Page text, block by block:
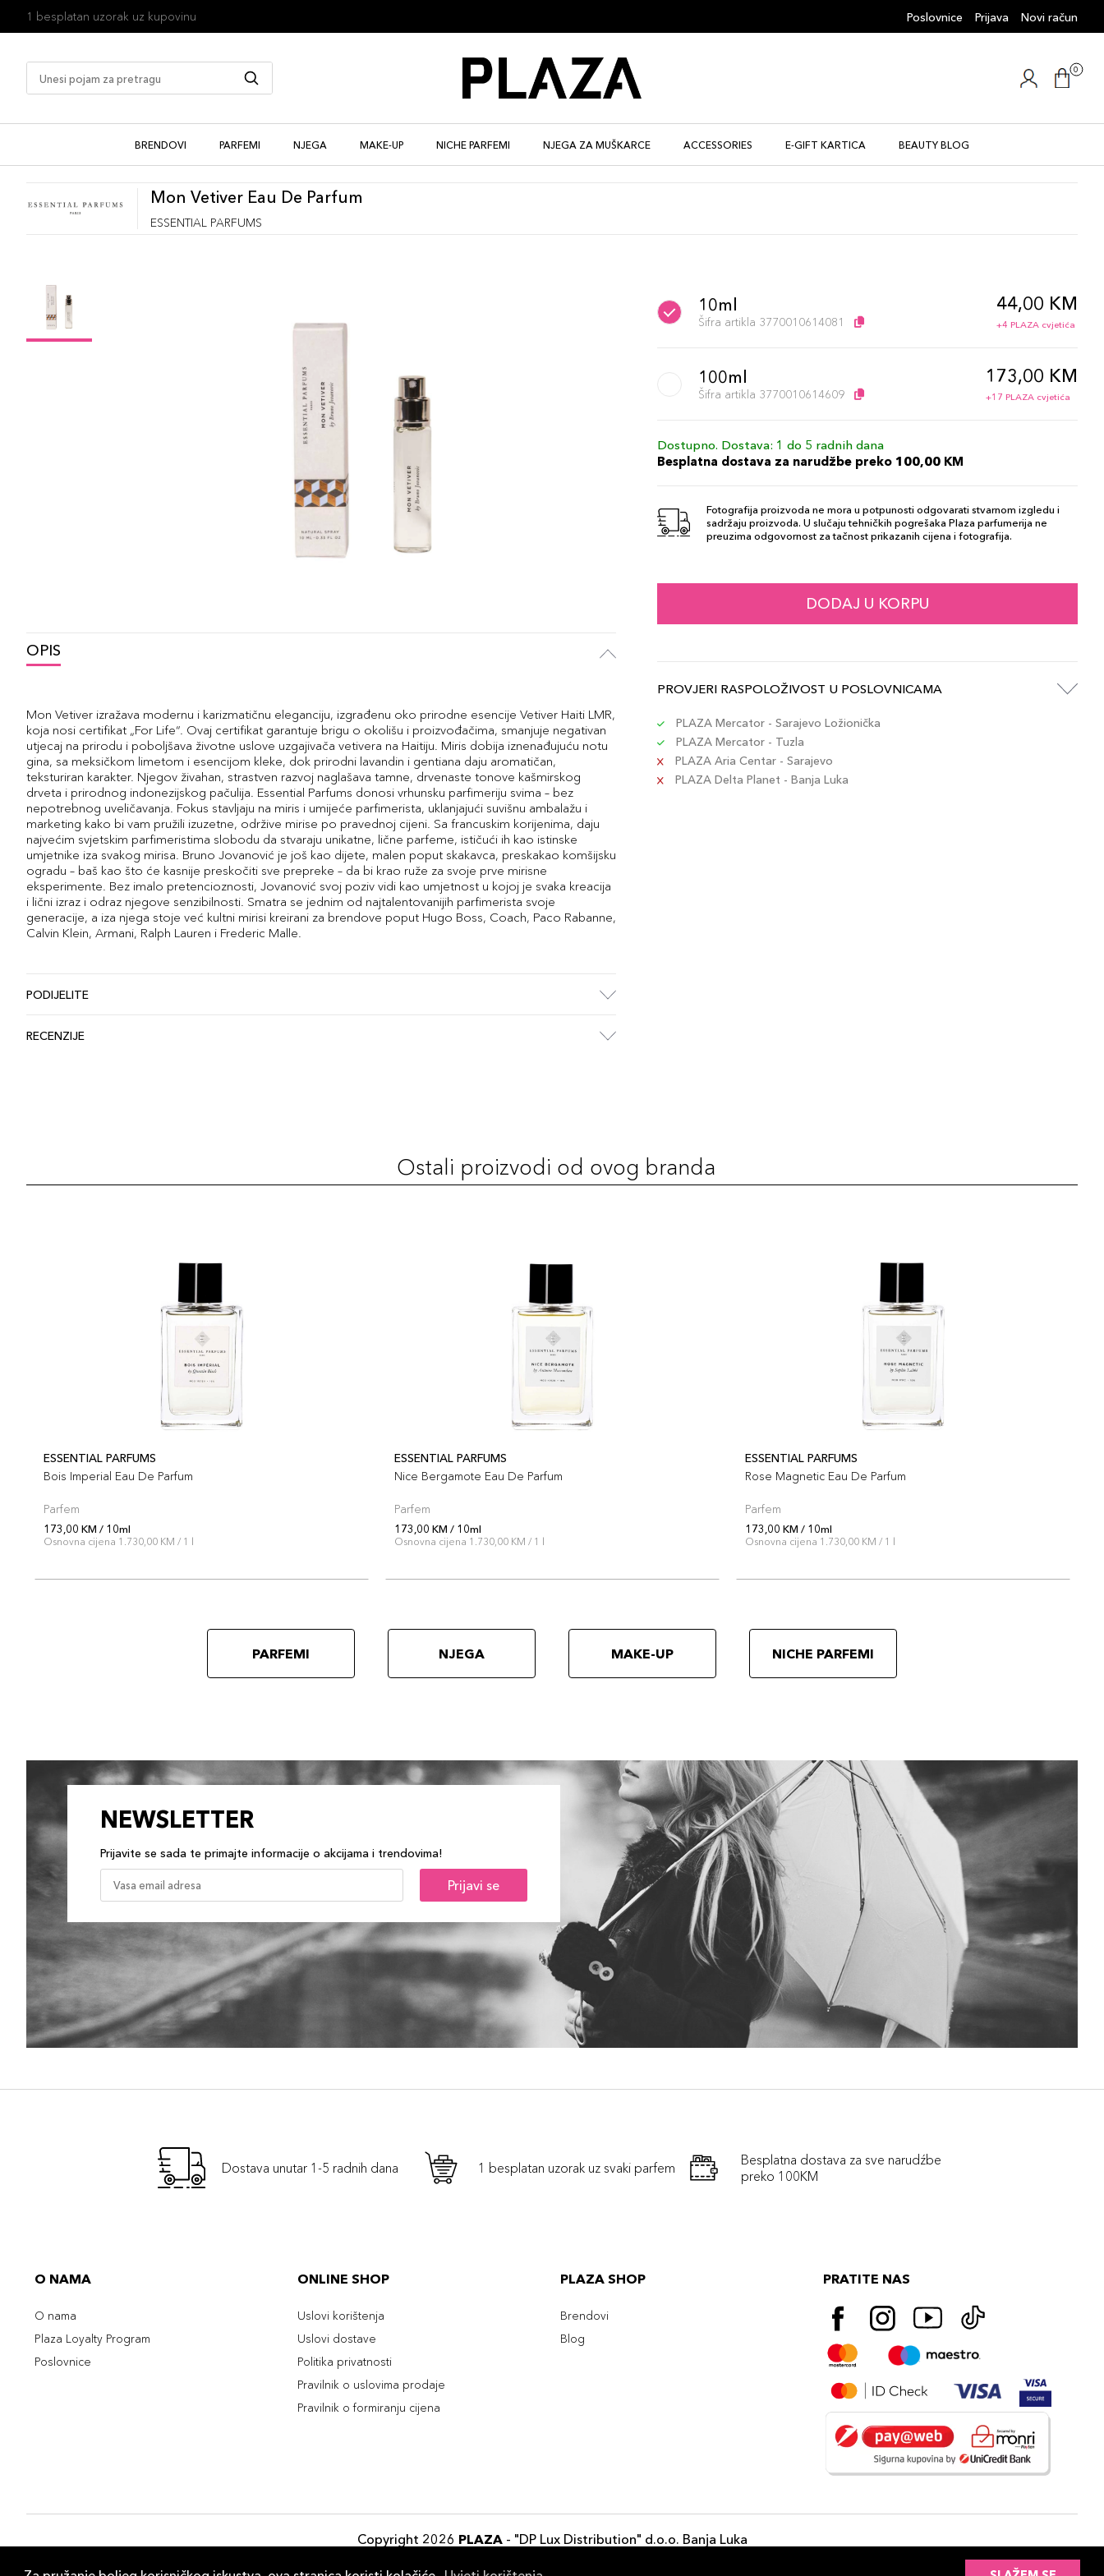
1 besplatan uzorak uz kupovinu Poslovnice Prijava Novi račun
0
BRENDOVI PARFEMI NJEGA MAKE-UP NICHE PARFEMI NJEGA ZA MUŠKARCE ACCESSORIES E-GIFT KARTICA BEAUTY BLOG
Mon Vetiver Eau De Parfum
ESSENTIAL PARFUMS
OPIS
Mon Vetiver izražava modernu i karizmatičnu eleganciju, izgrađenu oko prirodne esencije Vetiver Haiti LMR,
koja nosi certifikat „For Life“. Ovaj certifikat garantuje brigu o okolišu i proizvođačima, smanjuje negativan
utjecaj na prirodu i poboljšava životne uslove uzgajivača vetivera na Haitiju. Miris dobija iznenađujuću notu
gina, sa meksičkom limetom i esencijom kleke, dok prirodni lavandin i gentiana daju aromatičan,
teksturiran karakter. Njegov živahan, strastven razvoj naglašava tamne, drvenaste tonove kašmirskog
drveta i prirodnog indonezijskog pačulija. Essential Parfums donosi vrhunsku parfimeriju svima – bez
nepotrebnog uveličavanja. Fokus stavljaju na miris i umijeće parfimerista, uklanjajući suvišnu ambalažu i
marketing kako bi vam pružili izuzetne, održive mirise po pravednoj cijeni. Sa francuskim korijenima, daju
najvećim svjetskim parfimeristima slobodu da stvaraju unikatne, lične parfeme, ističući ih kao istinske
umjetnike iza svakog mirisa. Bruno Jovanović je još kao dijete, malen poput skakavca, preskakao komšijsku
ogradu – baš kao što će kasnije preskočiti sve prepreke – da bi krao ruže za svoje prve mirisne
eksperimente. Bez imalo pretencioznosti, Jovanović svoj poziv vidi kao umjetnost u kojoj je svaka kreacija
i lični izraz i odraz njegove senzibilnosti. Smatra se jednim od najtalentovanijih parfimerista svoje
generacije, a iza njega stoje već kultni mirisi kreirani za brendove poput Hugo Boss, Coach, Paco Rabanne,
Calvin Klein, Armani, Ralph Lauren i Frederic Malle.
PODIJELITE
RECENZIJE
10ml
Šifra artikla 3770010614081
44,00 KM
+4 PLAZA cvjetića
100ml
Šifra artikla 3770010614609
173,00 KM
+17 PLAZA cvjetića
Dostupno. Dostava: 1 do 5 radnih dana
Besplatna dostava za narudžbe preko 100,00 KM
Fotografija proizvoda ne mora u potpunosti odgovarati stvarnom izgledu i
sadržaju proizvoda. U slučaju tehničkih pogrešaka Plaza parfumerija ne
preuzima odgovornost za tačnost prikazanih cijena i fotografija.
DODAJ U KORPU
PROVJERI RASPOLOŽIVOST U POSLOVNICAMA
PLAZA Mercator - Sarajevo Ložionička
PLAZA Mercator - Tuzla
PLAZA Aria Centar - Sarajevo
PLAZA Delta Planet - Banja Luka
Ostali proizvodi od ovog branda
ESSENTIAL PARFUMS
Bois Imperial Eau De Parfum
Parfem
173,00 KM / 10ml
Osnovna cijena 1.730,00 KM / 1 l
ESSENTIAL PARFUMS
Nice Bergamote Eau De Parfum
Parfem
173,00 KM / 10ml
Osnovna cijena 1.730,00 KM / 1 l
ESSENTIAL PARFUMS
Rose Magnetic Eau De Parfum
Parfem
173,00 KM / 10ml
Osnovna cijena 1.730,00 KM / 1 l
PARFEMI NJEGA MAKE-UP NICHE PARFEMI
NEWSLETTER
Prijavite se sada te primajte informacije o akcijama i trendovima!
Prijavi se
Dostava unutar 1-5 radnih dana 1 besplatan uzorak uz svaki parfem
Besplatna dostava za sve narudźbe
preko 100KM
O NAMA
O nama
Plaza Loyalty Program
Poslovnice
ONLINE SHOP
Uslovi korištenja
Uslovi dostave
Politika privatnosti
Pravilnik o uslovima prodaje
Pravilnik o formiranju cijena
PLAZA SHOP
Brendovi
Blog
PRATITE NAS
Copyright 2026 PLAZA- "DP Lux Distribution" d.o.o. Banja Luka